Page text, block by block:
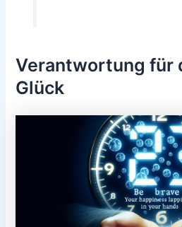
Verantwortung für
Glück